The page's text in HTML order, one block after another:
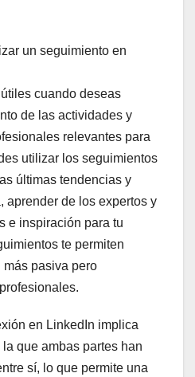
un seguimiento en
cuando deseas
de las actividades y
relevantes para
utilizar los seguimientos
últimas tendencias y
aprender de los expertos y
e inspiración para tu
te permiten
más pasiva pero
en LinkedIn implica
que ambas partes han
sí, lo que permite una